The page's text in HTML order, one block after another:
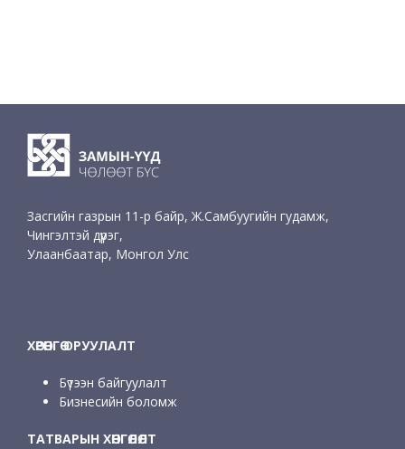
Засгийн газрын 11-р байр, Ж.Самбуугийн гудамж,
Чингэлтэй дүүрэг,
Улаанбаатар, Монгол Улс
ХӨРӨНГӨ ОРУУЛАЛТ
Бүтээн байгуулалт
Бизнесийн боломж
ТАТВАРЫН ХӨНГӨЛӨЛТ